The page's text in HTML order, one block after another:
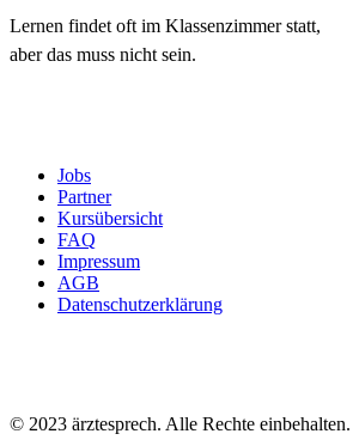
Lernen findet oft im Klassenzimmer statt,
aber das muss nicht sein.
Jobs
Partner
Kursübersicht
FAQ
Impressum
AGB
Datenschutzerklärung
© 2023 ärztesprech. Alle Rechte einbehalten.